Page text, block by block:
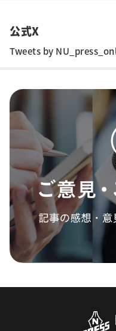
公式X
Tweets by